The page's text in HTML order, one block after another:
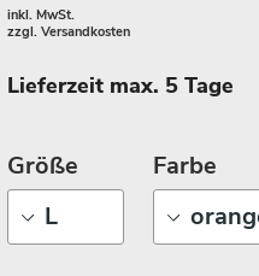
inkl. MwSt.
zzgl. Versandkosten
Lieferzeit max. 5 Tage
Größe Farbe